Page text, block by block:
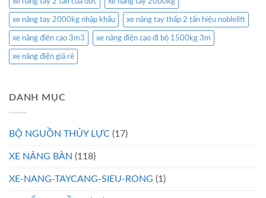
xe nâng tay 2 tấn của đức xe nâng tay 2000kg
xe nâng tay 2000kg nhập khẩu xe nâng tay thấp 2 tấn hiệu noblelift
xe nâng điện cao 3m3 xe nâng điện cao đi bộ 1500kg 3m
xe nâng điện giá rẻ
DANH MỤC
BỘ NGUỒN THỦY LỰC (17)
XE NÂNG BÀN (118)
XE-NANG-TAYCANG-SIEU-RONG (1)